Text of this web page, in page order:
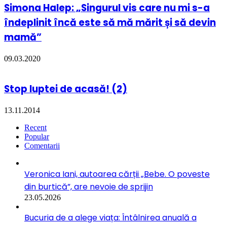
Simona Halep: „Singurul vis care nu mi s-a
îndeplinit încă este să mă mărit și să devin
mamă”
09.03.2020
Stop luptei de acasă! (2)
13.11.2014
Recent
Popular
Comentarii
Veronica Iani, autoarea cărții „Bebe. O poveste
din burtică”, are nevoie de sprijin
23.05.2026
Bucuria de a alege viața: Întâlnirea anuală a